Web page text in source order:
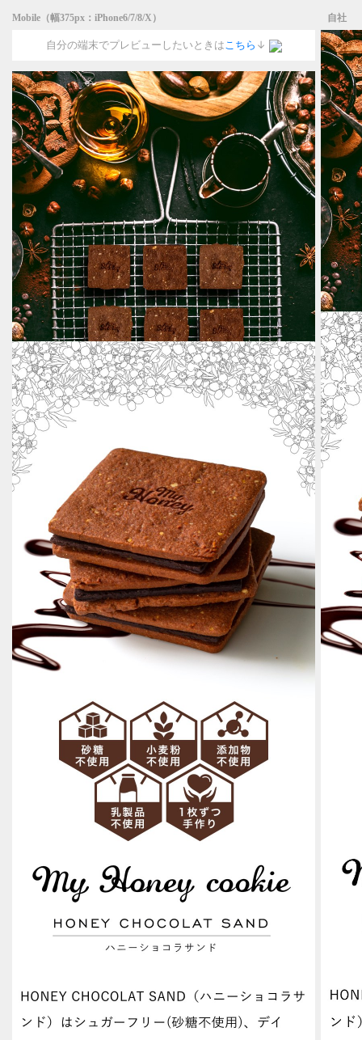
Mobile（幅375px：iPhone6/7/8/X）
自分の端末でプレビューしたいときはこちら ↓
自社